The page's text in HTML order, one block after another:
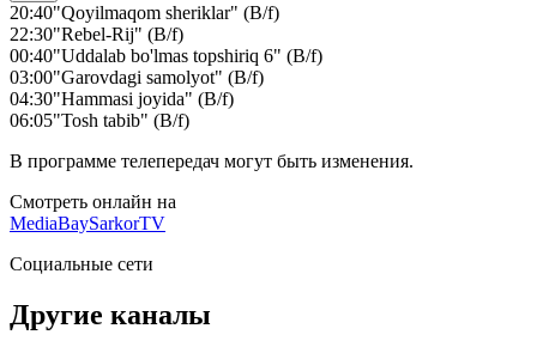
20:40"Qoyilmaqom sheriklar" (B/f)
22:30"Rebel-Rij" (B/f)
00:40"Uddalab bo'lmas topshiriq 6" (B/f)
03:00"Garovdagi samolyot" (B/f)
04:30"Hammasi joyida" (B/f)
06:05"Tosh tabib" (B/f)
В программе телепередач могут быть изменения.
Смотреть онлайн на
MediaBaySarkorTV
Социальные сети
Другие каналы